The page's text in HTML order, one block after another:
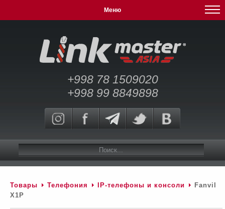
Меню
+998 78 1509020
+998 99 8849898
Товары Телефония IP-телефоны и консоли
Fanvil
Х1P